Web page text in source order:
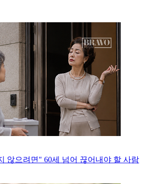
않으려면" 60세 넘어 끊어내야 할 사람